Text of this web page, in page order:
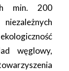
min. 200
węglowy,